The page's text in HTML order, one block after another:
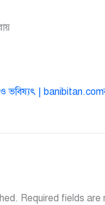
ভবিষ্যৎ |
Required fields are